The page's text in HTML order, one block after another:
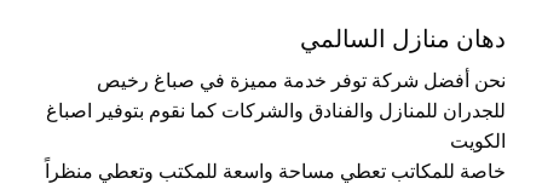
دهان منازل السالمي
نحن أفضل شركة توفر خدمة مميزة في صباغ رخيص
للجدران للمنازل والفنادق والشركات كما نقوم بتوفير اصباغ
الكويت
خاصة للمكاتب تعطي مساحة واسعة للمكتب وتعطي منظراً